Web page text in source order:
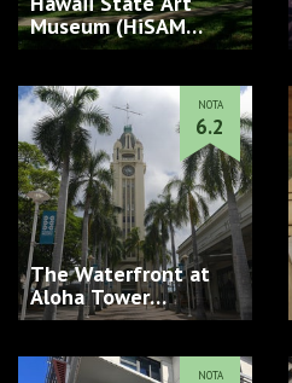
Museum (HiSAM…
The Waterfront at
Aloha Tower
Marketplac…
NOTA
6.2
NOTA